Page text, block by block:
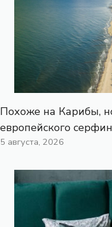
Похоже на Карибы,
европейского
5 августа, 2026